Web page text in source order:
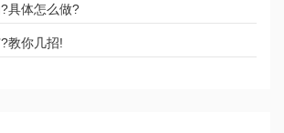
具体怎么做?
教你几招!